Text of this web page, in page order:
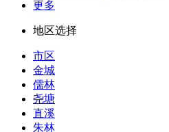
更多
地区选择
市区
金城
儒林
尧塘
直溪
朱林